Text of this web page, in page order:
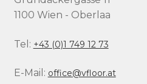
1100 Wien - Oberlaa
Tel: +43 (0)1 749 12 73
E-Mail: office@vfloor.at